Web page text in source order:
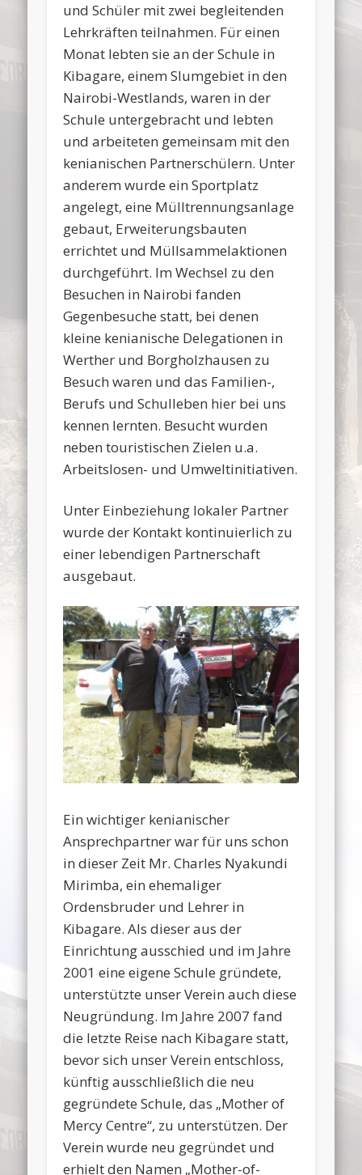
und Schüler mit zwei begleitenden
Lehrkräften teilnahmen. Für einen
Monat lebten sie an der Schule in
Kibagare, einem Slumgebiet in den
Nairobi-Westlands, waren in der
Schule untergebracht und lebten
und arbeiteten gemeinsam mit den
kenianischen Partnerschülern. Unter
anderem wurde ein Sportplatz
angelegt, eine Mülltrennungsanlage
gebaut, Erweiterungsbauten
errichtet und Müllsammelaktionen
durchgeführt. Im Wechsel zu den
Besuchen in Nairobi fanden
Gegenbesuche statt, bei denen
kleine kenianische Delegationen in
Werther und Borgholzhausen zu
Besuch waren und das Familien-,
Berufs und Schulleben hier bei uns
kennen lernten. Besucht wurden
neben touristischen Zielen u.a.
Arbeitslosen- und Umweltinitiativen.
Unter Einbeziehung lokaler Partner
wurde der Kontakt kontinuierlich zu
einer lebendigen Partnerschaft
ausgebaut.
Ein wichtiger kenianischer
Ansprechpartner war für uns schon
in dieser Zeit Mr. Charles Nyakundi
Mirimba, ein ehemaliger
Ordensbruder und Lehrer in
Kibagare. Als dieser aus der
Einrichtung ausschied und im Jahre
2001 eine eigene Schule gründete,
unterstützte unser Verein auch diese
Neugründung. Im Jahre 2007 fand
die letzte Reise nach Kibagare statt,
bevor sich unser Verein entschloss,
künftig ausschließlich die neu
gegründete Schule, das „Mother of
Mercy Centre“, zu unterstützen. Der
Verein wurde neu gegründet und
erhielt den Namen „Mother-of-